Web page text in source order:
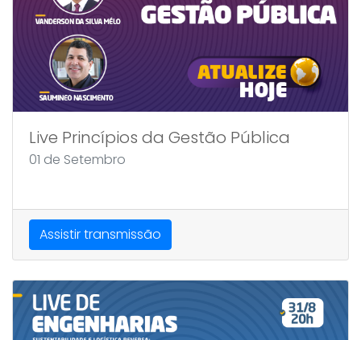
Live Princípios da Gestão Pública
01 de Setembro
Assistir transmissão